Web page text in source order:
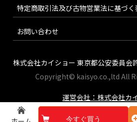
今すぐ買う
特定商取引法及び古物営業法に基づく
お問い合わせ
株式会社カイショー 東京都公安委員会
Copyright© kaisyo.co.,ltd All
運営会社：株式会社カ